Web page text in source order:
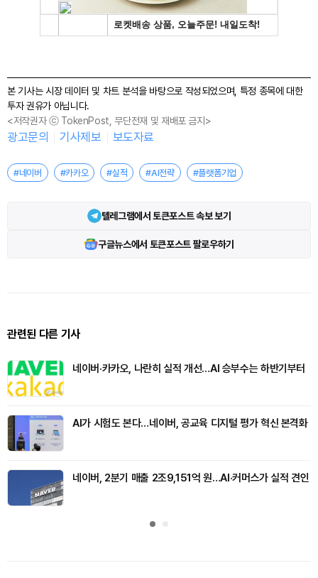
본 기사는 시장 데이터 및 차트 분석을 바탕으로 작성되었으며, 특정 종목에 대한
투자 권유가 아닙니다.
<저작권자 ⓒ TokenPost, 무단전재 및 재배포 금지>
광고문의 기사제보 보도자료
#네이버 #카카오 #실적 #AI전략 #플랫폼기업
텔레그램에서 토큰포스트 속보 보기
구글뉴스에서 토큰포스트 팔로우하기
관련된 다른 기사
네이버·카카오, 나란히 실적 개선…AI 승부수는 하반기부터
AI가 시험도 본다…네이버, 공교육 디지털 평가 혁신 본격화
네이버, 2분기 매출 2조9,151억 원…AI·커머스가 실적 견인